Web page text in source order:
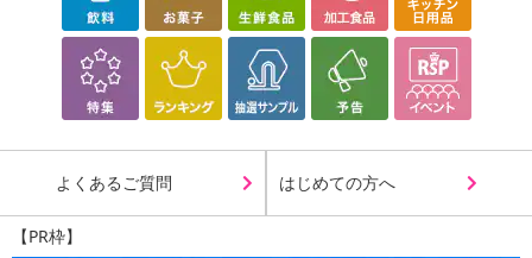
よくあるご質問 はじめての方へ
【PR枠】